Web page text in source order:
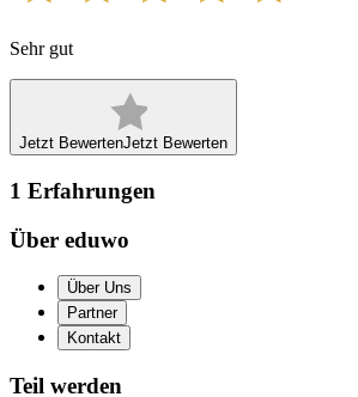
Sehr gut
Jetzt BewertenJetzt Bewerten
1 Erfahrungen
Über eduwo
Über Uns
Partner
Kontakt
Teil werden